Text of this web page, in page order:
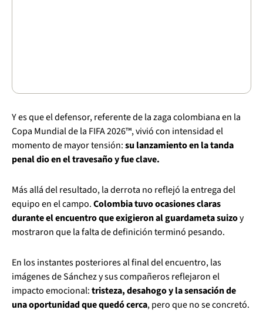
Y es que el defensor, referente de la zaga colombiana en la
Copa Mundial de la FIFA 2026™, vivió con intensidad el
momento de mayor tensión:su lanzamiento en la tanda
penal dio en el travesaño y fue clave.
Más allá del resultado, la derrota no reflejó la entrega del
equipo en el campo.Colombia tuvo ocasiones claras
durante el encuentro que exigieron al guardameta suizoy
mostraron que la falta de definición terminó pesando.
En los instantes posteriores al final del encuentro, las
imágenes de Sánchez y sus compañeros reflejaron el
impacto emocional:tristeza, desahogo y la sensación de
una oportunidad que quedó cerca, pero que no se concretó.